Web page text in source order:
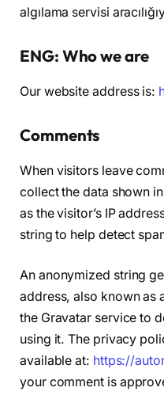
algılama servisi
ENG: Who we are
Our website address is:
Comments
When visitors leave
collect the data shown
as the visitor’s IP
string to help detect
An anonymized string
address, also known as
the Gravatar service to
using it. The privacy
available at: https://
your comment is